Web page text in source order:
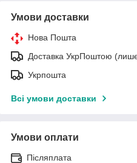
Умови доставки
Нова Пошта
Доставка УкрПоштою
Укрпошта
Всі умови доставки
Умови оплати
Післяплата